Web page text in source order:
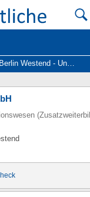
Berlin Westend - Unternehmen und Personen